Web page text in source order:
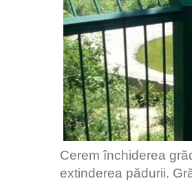
Cerem închiderea
extinderea pădurii.